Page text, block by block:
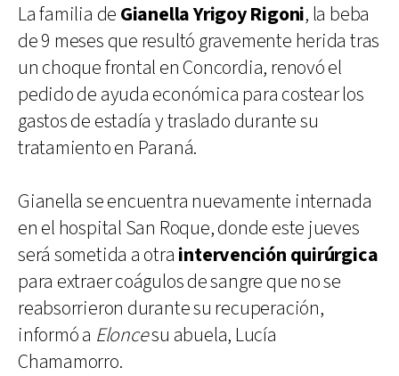
La familia de Gianella Yrigoy Rigoni, la beba
de 9 meses que resultó gravemente herida tras
un choque frontal en Concordia, renovó el
pedido de ayuda económica para costear los
gastos de estadía y traslado durante su
tratamiento en Paraná.
Gianella se encuentra nuevamente internada
en el hospital San Roque, donde este jueves
será sometida a otra intervención quirúrgica
para extraer coágulos de sangre que no se
reabsorrieron durante su recuperación,
informó a Eloncesu abuela, Lucía
Chamamorro.